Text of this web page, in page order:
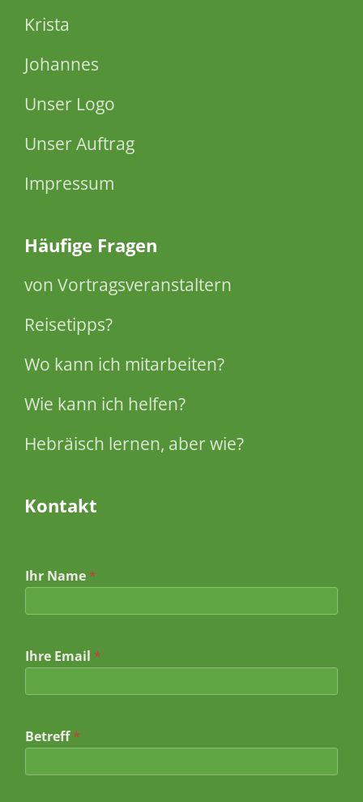
Krista
Johannes
Unser Logo
Unser Auftrag
Impressum
Häufige Fragen
von Vortragsveranstaltern
Reisetipps?
Wo kann ich mitarbeiten?
Wie kann ich helfen?
Hebräisch lernen, aber wie?
Kontakt
Ihr Name *
Ihre Email *
Betreff*